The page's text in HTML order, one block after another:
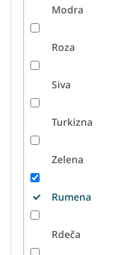
Modra
Roza
Siva
Turkizna
Zelena
Rumena
Rdeča